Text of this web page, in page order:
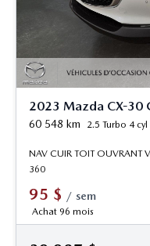
2023 Mazda CX-30
60 548 km 2.5 Turbo 4 cyl
NAV CUIR TOIT OUVRANT
360
95 $ / sem
Achat 96 mois